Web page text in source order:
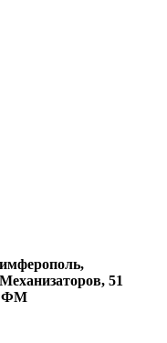
51
ФМ